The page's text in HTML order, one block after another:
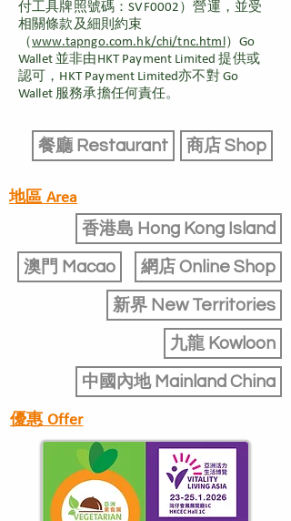
付工具牌照號碼：SVF0002）營運，並受
相關條款及細則約束
（www.tapngo.com.hk/chi/tnc.html）Go
Wallet 並非由HKT Payment Limited 提供或
認可，HKT Payment Limited亦不對 Go
Wallet 服務承擔任何責任。
商店 Shop
餐廳 Restaurant
地區 Area
香港島 Hong Kong Island
網店 Online Shop
澳門 Macao
新界 New Territories
九龍 Kowloon
中國內地 Mainland China
地區 Area
​優惠 Offer